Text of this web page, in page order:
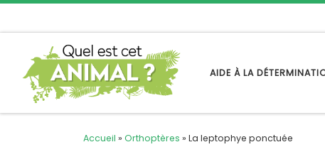
AIDE À LA
Accueil » Orthoptères » La leptophye ponctuée